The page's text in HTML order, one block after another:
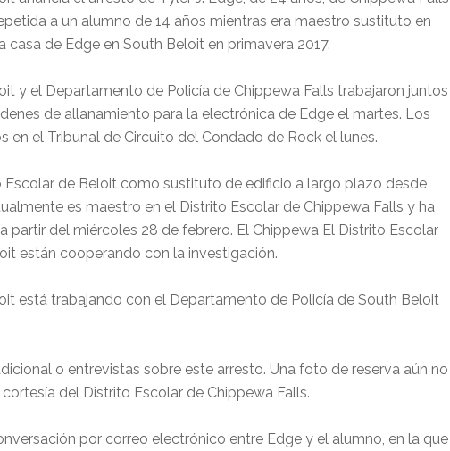
a un alumno de 14 años mientras era maestro sustituto en
de Edge en South Beloit en primavera 2017.
y el Departamento de Policía de Chippewa Falls trabajaron juntos
de allanamiento para la electrónica de Edge el martes. Los
en el Tribunal de Circuito del Condado de Rock el lunes.
de Beloit como sustituto de edificio a largo plazo desde
es maestro en el Distrito Escolar de Chippewa Falls y ha
partir del miércoles 28 de febrero. El Chippewa El Distrito Escolar
están cooperando con la investigación.
está trabajando con el Departamento de Policía de South Beloit
o entrevistas sobre este arresto. Una foto de reserva aún no
del Distrito Escolar de Chippewa Falls.
por correo electrónico entre Edge y el alumno, en la que